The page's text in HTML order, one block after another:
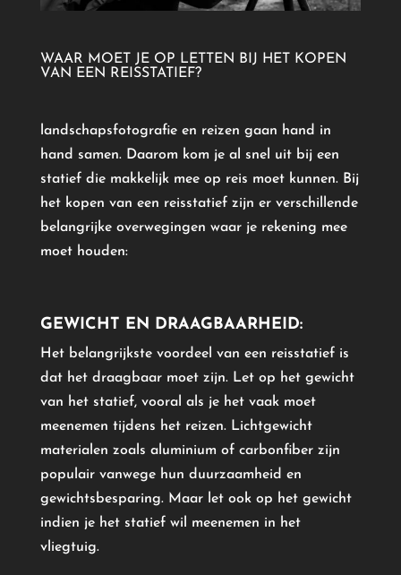
WAAR MOET JE OP LETTEN BIJ HET KOPEN
VAN EEN REISSTATIEF?
landschapsfotografie en reizen gaan hand in
hand samen. Daarom kom je al snel uit bij een
statief die makkelijk mee op reis moet kunnen. Bij
het kopen van een reisstatief zijn er verschillende
belangrijke overwegingen waar je rekening mee
moet houden:
GEWICHT EN DRAAGBAARHEID:
Het belangrijkste voordeel van een reisstatief is
dat het draagbaar moet zijn. Let op het gewicht
van het statief, vooral als je het vaak moet
meenemen tijdens het reizen. Lichtgewicht
materialen zoals aluminium of carbonfiber zijn
populair vanwege hun duurzaamheid en
gewichtsbesparing. Maar let ook op het gewicht
indien je het statief wil meenemen in het
vliegtuig.